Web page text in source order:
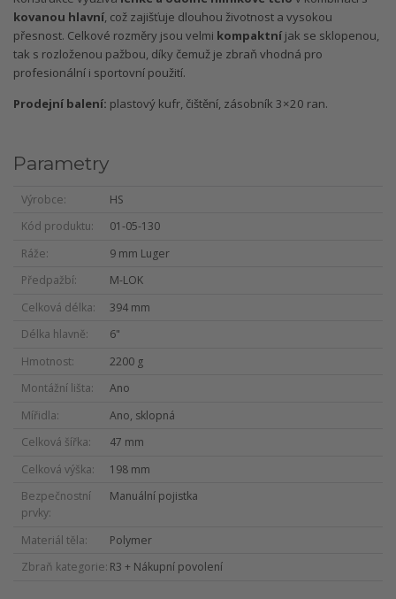
kovanou hlavní, což zajišťuje dlouhou životnost a vysokou
přesnost. Celkové rozměry jsou velmi kompaktní jak se sklopenou,
tak s rozloženou pažbou, díky čemuž je zbraň vhodná pro
profesionální i sportovní použití.
Prodejní balení: plastový kufr, čištění, zásobník 3×20 ran.
Parametry
Výrobce
HS
Kód produktu
01-05-130
Ráže
9 mm Luger
Předpažbí
M-LOK
Celková délka
394 mm
Délka hlavně
6"
Hmotnost
2200 g
Montážní lišta
Ano
Mířidla
Ano, sklopná
Celková šířka
47 mm
Celková výška
198 mm
Bezpečnostní
prvky
Manuální pojistka
Materiál těla
Polymer
Zbraň kategorie R3 + Nákupní povolení